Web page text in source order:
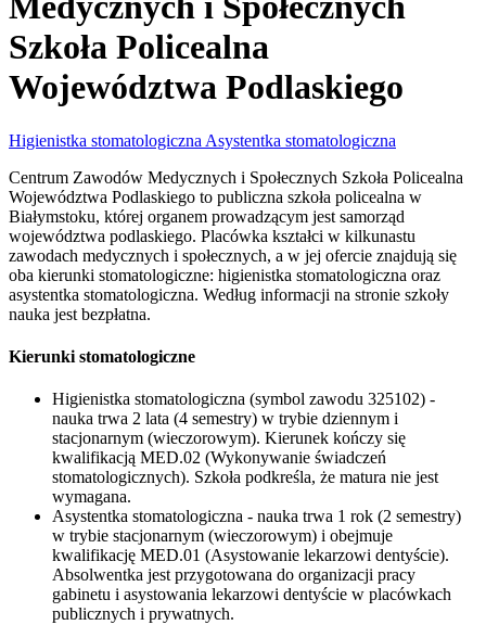
Szkoła Policealna
Województwa Podlaskiego
Higienistka stomatologiczna Asystentka stomatologiczna
Centrum Zawodów Medycznych i Społecznych Szkoła Policealna
Województwa Podlaskiego to publiczna szkoła policealna w
Białymstoku, której organem prowadzącym jest samorząd
województwa podlaskiego. Placówka kształci w kilkunastu
zawodach medycznych i społecznych, a w jej ofercie znajdują się
oba kierunki stomatologiczne: higienistka stomatologiczna oraz
asystentka stomatologiczna. Według informacji na stronie szkoły
nauka jest bezpłatna.
Kierunki stomatologiczne
Higienistka stomatologiczna (symbol zawodu 325102) -
nauka trwa 2 lata (4 semestry) w trybie dziennym i
stacjonarnym (wieczorowym). Kierunek kończy się
kwalifikacją MED.02 (Wykonywanie świadczeń
stomatologicznych). Szkoła podkreśla, że matura nie jest
wymagana.
Asystentka stomatologiczna - nauka trwa 1 rok (2 semestry)
w trybie stacjonarnym (wieczorowym) i obejmuje
kwalifikację MED.01 (Asystowanie lekarzowi dentyście).
Absolwentka jest przygotowana do organizacji pracy
gabinetu i asystowania lekarzowi dentyście w placówkach
publicznych i prywatnych.